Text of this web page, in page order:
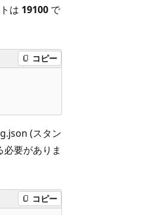
は 19100 で
コピー
(スタン
要がありま
コピー